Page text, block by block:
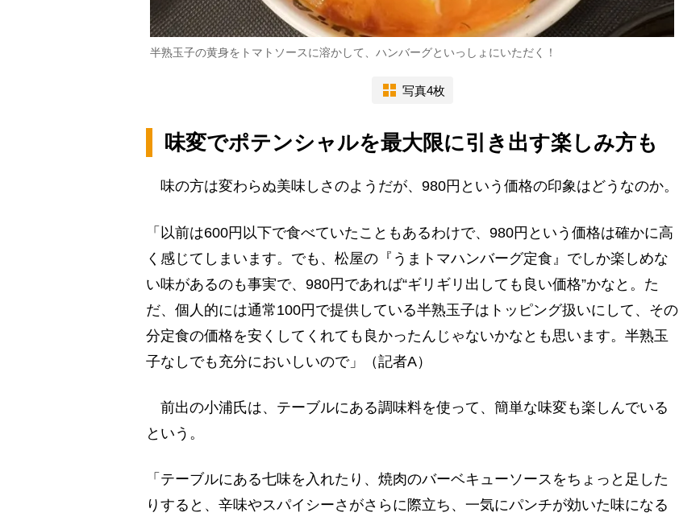
半熟玉子の黄身をトマトソースに溶かして、ハンバーグといっしょにいただく！
写真4枚
味変でポテンシャルを最大限に引き出す楽しみ方も
味の方は変わらぬ美味しさのようだが、980円という価格の印象はどうなのか。
「以前は600円以下で食べていたこともあるわけで、980円という価格は確かに高
く感じてしまいます。でも、松屋の『うまトマハンバーグ定食』でしか楽しめな
い味があるのも事実で、980円であれば“ギリギリ出しても良い価格”かなと。た
だ、個人的には通常100円で提供している半熟玉子はトッピング扱いにして、その
分定食の価格を安くしてくれても良かったんじゃないかなとも思います。半熟玉
子なしでも充分においしいので」（記者A）
前出の小浦氏は、テーブルにある調味料を使って、簡単な味変も楽しんでいる
という。
「テーブルにある七味を入れたり、焼肉のバーベキューソースをちょっと足した
りすると、辛味やスパイシーさがさらに際立ち、一気にパンチが効いた味になる